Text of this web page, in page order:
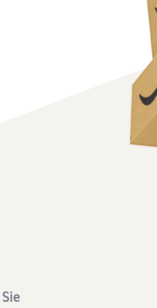
von UK und EU
mit verschiedenen